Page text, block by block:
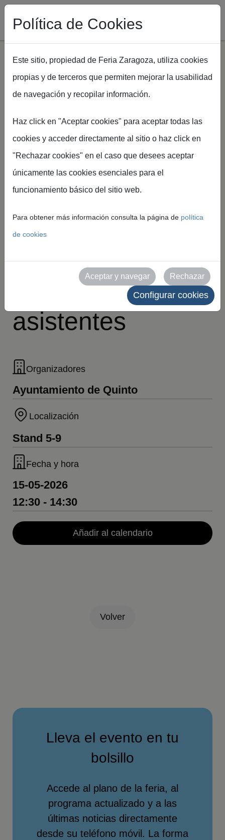
Pasar al contenido principal
regalos a todos los asistentes
Visitas virtuales
al Museo de las
Momias, con
sorteo de regalos
a todos los
asistentes
Organizadores
Ayuntamiento de Quinto
Localización
Stand 5-9
Fecha y hora
15-05-2026
12:30 - 14:30
Añadir al calendario
Volver
Lleva el evento en tu
bolsillo
Accede al plano de la feria, al
programa actualizado y a las
últimas noticias directamente
desde su teléfono móvil. La forma
Política de Cookies
Este sitio, propiedad de Feria Zaragoza, utiliza cookies
propias y de terceros que permiten mejorar la usabilidad
de navegación y recopilar información.
Haz click en "Aceptar cookies" para aceptar todas las
cookies y acceder directamente al sitio o haz click en
"Rechazar cookies" en el caso que desees aceptar
únicamente las cookies esenciales para el
funcionamiento básico del sitio web.
Para obtener más información consulta la página de política
de cookies
Aceptar y navegar Rechazar
Configurar cookies